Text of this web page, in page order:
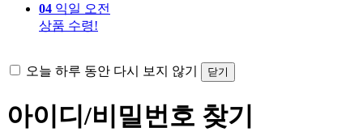
04 익일 오전
상품 수령!
오늘 하루 동안 다시 보지 않기 닫기
아이디/비밀번호 찾기